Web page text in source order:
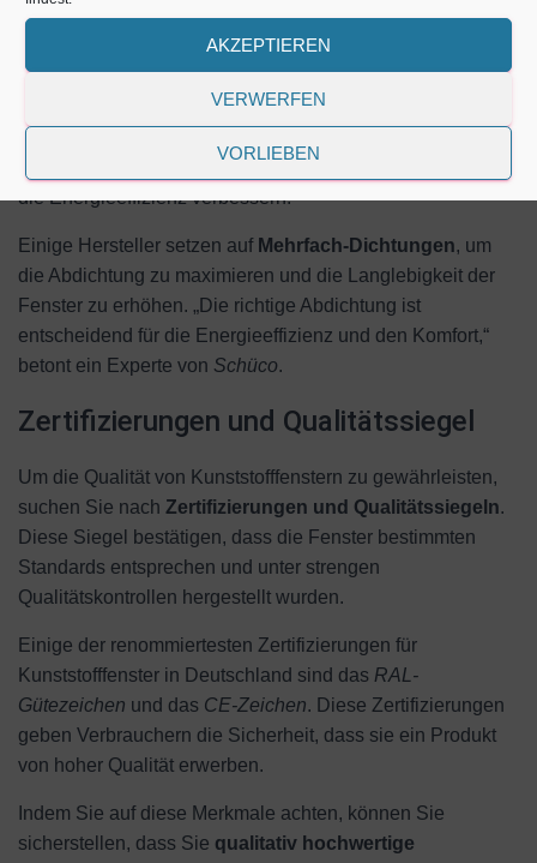
AKZEPTIEREN
VERWERFEN
VORLIEBEN
Beschläge und Dichtungen sind weitere wichtige
Komponenten, die die Qualität von Kunststofffenstern
Hochwertige Beschläge
die Energieeffizienz verbessern.
Einige Hersteller setzen auf Mehrfach-Dichtungen, um
die Abdichtung zu maximieren und die Langlebigkeit der
Fenster zu erhöhen. „Die richtige Abdichtung ist
entscheidend für die Energieeffizienz und den Komfort,“
betont ein Experte von Schüco.
Zertifizierungen und Qualitätssiegel
Um die Qualität von Kunststofffenstern zu gewährleisten,
suchen Sie nach Zertifizierungen und Qualitätssiegeln.
Diese Siegel bestätigen, dass die Fenster bestimmten
Standards entsprechen und unter strengen
Qualitätskontrollen hergestellt wurden.
Einige der renommiertesten Zertifizierungen für
Kunststofffenster in Deutschland sind das RAL-
Gütezeichen und das CE-Zeichen. Diese Zertifizierungen
geben Verbrauchern die Sicherheit, dass sie ein Produkt
von hoher Qualität erwerben.
Indem Sie auf diese Merkmale achten, können Sie
sicherstellen, dass Sie qualitativ hochwertige